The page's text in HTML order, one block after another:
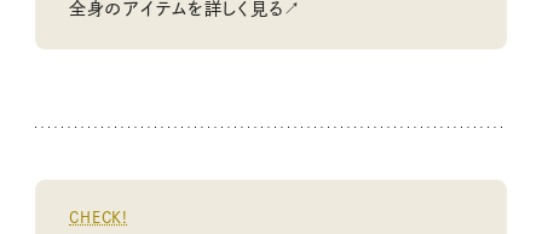
全身のアイテムを詳しく見る↗
CHECK!